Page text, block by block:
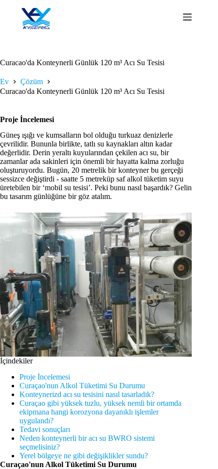
Curacao'da Konteynerli Günlük 120 m³ Acı Su Tesisi
Ev
Çözüm
Curacao'da Konteynerli Günlük 120 m³ Acı Su Tesisi
Proje İncelemesi
Güneş ışığı ve kumsalların bol olduğu turkuaz denizlerle
çevrilidir. Bununla birlikte, tatlı su kaynakları altın kadar
değerlidir. Derin yeraltı kuyularından çekilen acı su, bir
zamanlar ada sakinleri için önemli bir hayatta kalma zorluğu
oluşturuyordu. Bugün, 20 metrelik bir konteyner bu gerçeği
sessizce değiştirdi - saatte 5 metreküp saf alkol tüketim suyu
üretebilen bir ‘mobil su tesisi’. Peki bunu nasıl başardık? Gelin
bu tasarım günlüğüne bir göz atalım.
İçindekiler
Proje İncelemesi
Curaçao'nun Alkol Tüketimi Su Durumu
Konteynerizd acı su tesisini nasıl tasarladık?
Curaçao gibi yüksek tuzlu, yüksek nemli bir ortamda
ekipmana hangi korozyona dayanıklı işlemler
uygulandı?
Tedavi sonuçları
Neden konteynerli bir acı su BWRO sistemi
seçmelisiniz?
Yerel bölgeye ne gibi değişiklikler sundu?
Curaçao'nun Alkol Tüketimi Su Durumu